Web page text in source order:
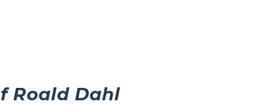
Roald Dahl